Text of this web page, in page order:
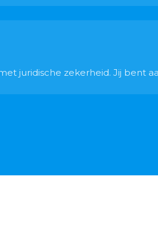
juridische zekerheid. Jij bent